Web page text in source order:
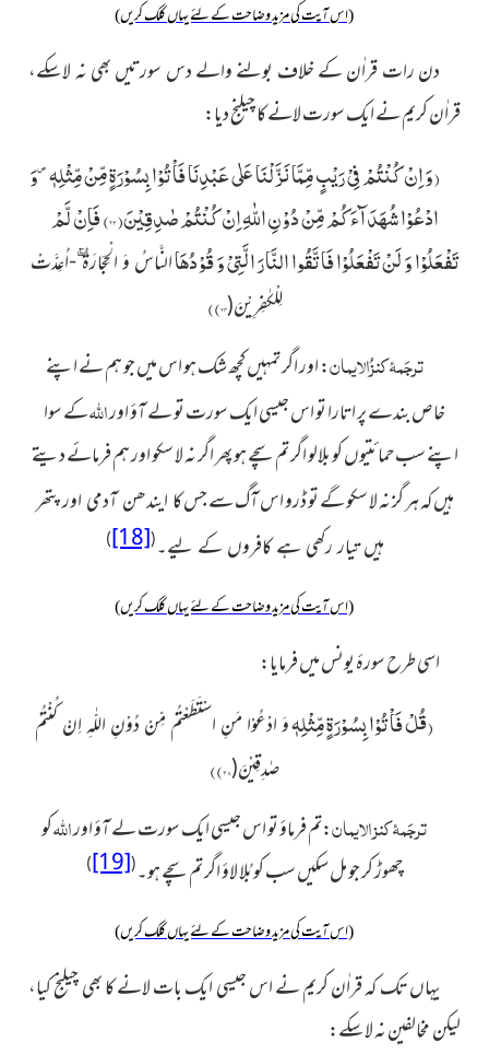
(اس آیت کی مزید وضاحت کے لئے یہاں کلک کریں)
دن رات قراٰن کے خلاف بولنے والے دس سورتیں بھی نہ لاسکے،
قراٰن کریم نے ایک سورت لانے کا چیلنج دیا:
(وَ اِنْ كُنْتُمْ فِیْ رَیْبٍ مِّمَّا نَزَّلْنَا عَلٰى عَبْدِنَا فَاْتُوْا بِسُوْرَةٍ مِّنْ مِّثْلِهٖ۪-وَ
ادْعُوْا شُهَدَآءَكُمْ مِّنْ دُوْنِ اللّٰهِ اِنْ كُنْتُمْ صٰدِقِیْنَ(۲۳) فَاِنْ لَّمْ
تَفْعَلُوْا وَ لَنْ تَفْعَلُوْا فَاتَّقُوا النَّارَ الَّتِیْ وَ قُوْدُهَاالنَّاسُ وَ الْحِجَارَةُ ۚۖ-اُعِدَّتْ
لِلْكٰفِرِیْنَ(۲۴)
)
ترجَمۂ کنزُالایمان:اور اگر تمہیں کچھ شک ہو اس میں جو ہم نے اپنے
خاص بندے پر اتارا تو اس جیسی ایک سورت تو لے آؤاوراللہکے سوا
اپنے سب حمائتیوں کو بلالو اگر تم سچے ہوپھر اگر نہ لا سکو اور ہم فرمائے دیتے
ہیں کہ ہر گز نہ لا سکو گے تو ڈرو اس آگ سے جسکا ایندھن آدمی اور پتھر
ہیں تیار رکھی ہے کافروں کے لیے۔(
[18]
)
(اس آیت کی مزید وضاحت کے لئے یہاں کلک کریں)
اسی طرح سورۂ یونس میں فرمایا:
(قُلْ فَاْتُوْا بِسُوْرَةٍ مِّثْلِهٖوَ ادْعُوْا مَنِ اسْتَطَعْتُمْ مِّنْ دُوْنِ اللّٰهِ اِنْ كُنْتُمْ
صٰدِقِیْنَ(۳۸)
)
ترجَمۂ کنز الایمان:تم فرماؤ تو اس جیسی ایک سورت لے آؤ اوراللہکو
چھوڑ کر جو مل سکیں سب کو بُلا لاؤ اگر تم سچے ہو۔(
[19]
)
(اس آیت کی مزید وضاحت کے لئے یہاں کلک کریں)
یہاں تک کہ قراٰن کریم نے اس جیسی ایک بات لانے کا بھی چیلنج کیا،
لیکن مخالفین نہ لاسکے: